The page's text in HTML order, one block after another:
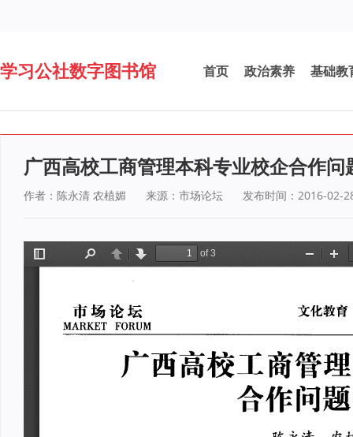
学习公社数字图书馆 首页 政治素养 基础教
广西高校工商管理本科专业校企合作问
作者：陈永清 农植媚 来源：市场论坛 发布时间：2016-02-